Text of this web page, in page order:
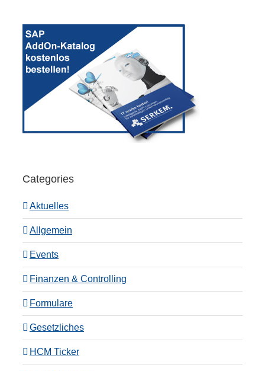
Categories
Aktuelles
Allgemein
Events
Finanzen & Controlling
Formulare
Gesetzliches
HCM Ticker